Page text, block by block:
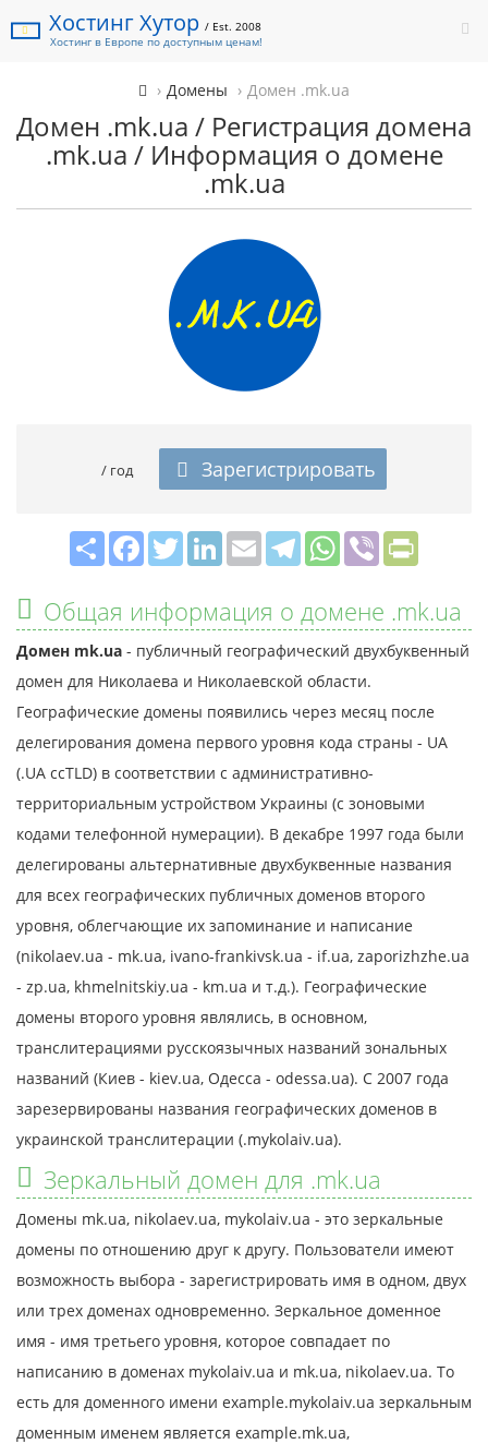
Хостинг Хутор/ Est. 2008
Хостинг в Европе по доступным ценам!
Домены Домен .mk.ua
Домен .mk.ua / Регистрация домена
.mk.ua / Информация о домене
.mk.ua
/ год Зарегистрировать
Share FacebookTwitterLinkedInEmail TelegramWhatsApp
Viber
Общая информация о домене .mk.ua
Домен mk.ua - публичный географический двухбуквенный
домен для Николаева и Николаевской области.
Географические домены появились через месяц после
делегирования домена первого уровня кода страны - UA
(.UA ccTLD) в соответствии с административно-
территориальным устройством Украины (с зоновыми
кодами телефонной нумерации). В декабре 1997 года были
делегированы альтернативные двухбуквенные названия
для всех географических публичных доменов второго
уровня, облегчающие их запоминание и написание
(nikolaev.ua - mk.ua, ivano-frankivsk.ua - if.ua, zaporizhzhe.ua
- zp.ua, khmelnitskiy.ua - km.ua и т.д.). Географические
домены второго уровня являлись, в основном,
транслитерациями русскоязычных названий зональных
названий (Киев - kiev.ua, Одесса - odessa.ua). С 2007 года
зарезервированы названия географических доменов в
украинской транслитерации (.mykolaiv.ua).
Зеркальный домен для .mk.ua
Домены mk.ua, nikolaev.ua, mykolaiv.ua - это зеркальные
домены по отношению друг к другу. Пользователи имеют
возможность выбора - зарегистрировать имя в одном, двух
или трех доменах одновременно. Зеркальное доменное
имя - имя третьего уровня, которое совпадает по
написанию в доменах mykolaiv.ua и mk.ua, nikolaev.ua. То
есть для доменного имени example.mykolaiv.ua зеркальным
доменным именем является example.mk.ua,